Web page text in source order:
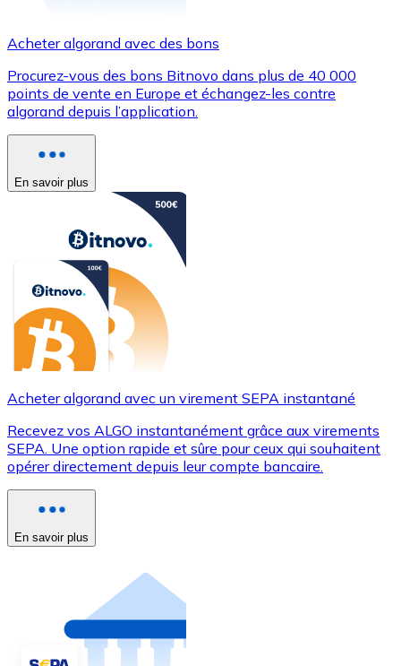
Acheter algorand avec des bons
Procurez-vous des bons Bitnovo dans plus de 40 000
points de vente en Europe et échangez-les contre
algorand depuis l’application.
En savoir plus
Acheter algorand avec un virement SEPA instantané
Recevez vos ALGO instantanément grâce aux virements
SEPA. Une option rapide et sûre pour ceux qui souhaitent
opérer directement depuis leur compte bancaire.
En savoir plus